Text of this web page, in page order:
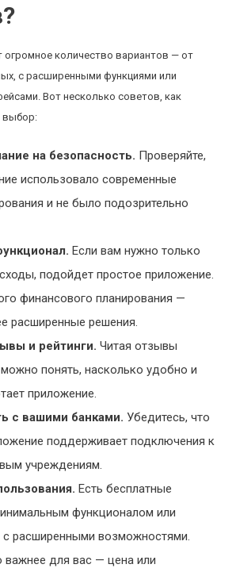
огромное количество вариантов — от
с расширенными функциями или
Вот несколько советов, как
выбор:
на безопасность. Проверяйте,
использовало современные
и не было подозрительно
Если вам нужно только
подойдет простое приложение.
финансового планирования —
расширенные решения.
и рейтинги. Читая отзывы
понять, насколько удобно и
приложение.
с вашими банками. Убедитесь, что
поддерживает подключения к
учреждениям.
Есть бесплатные
функционалом или
с расширенными возможностями.
важнее для вас — цена или